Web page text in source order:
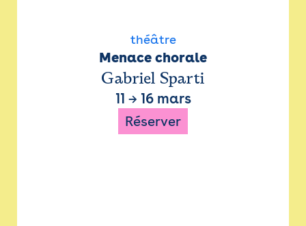
théâtre
Menace chorale
Gabriel Sparti
11 → 16 mars
Réserver